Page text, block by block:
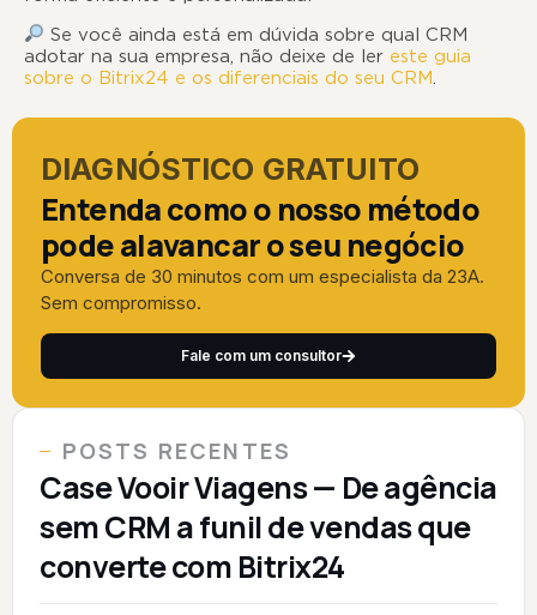
Se você ainda está em dúvida sobre qual CRM
adotar na sua empresa, não deixe de ler este guia
sobre o Bitrix24 e os diferenciais do seu CRM
DIAGNÓSTICO GRATUITO
Entenda como o nosso método
pode alavancar o seu negócio
Conversa de 30 minutos com um especialista da 23A.
Sem compromisso.
Fale com um consultor
POSTS RECENTES
Case Vooir Viagens — De agência
sem CRM a funil de vendas que
converte com Bitrix24